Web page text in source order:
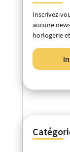
Inscrivez-
aucune
horlogerie